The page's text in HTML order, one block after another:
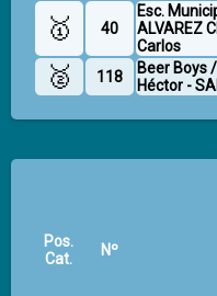
🥇 40
Esc.
ALVAREZ
Carlos
🥈 118
Beer Boys
Héctor -
Pos.
Cat.
Nº